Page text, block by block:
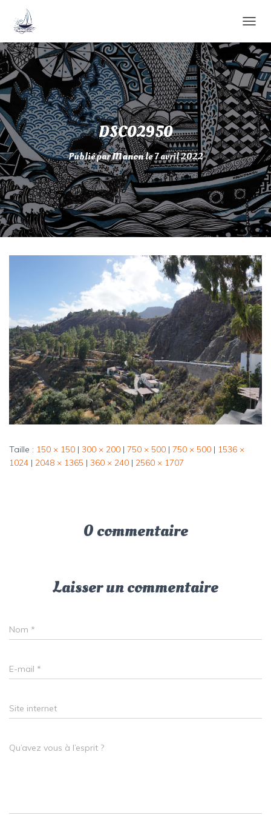
É
P
L
I
E
R
L
A
N
A
V
I
G
T
I
O
N
DSC02950
Publié parManonle7 avril 2022
Taille : 150 × 150 | 300 × 200 | 750 × 500 | 750 × 500 | 1536 ×
1024 | 2048 × 1365 | 360 × 240 | 2560 × 1707
0 commentaire
Laisser un commentaire
Nom *
E-mail *
Site internet
Qu’avez vous à l’esprit ?